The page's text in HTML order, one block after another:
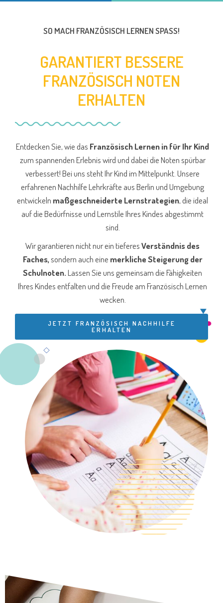
SO MACH FRANZÖSISCH LERNEN SPASS!
GARANTIERT BESSERE
FRANZÖSISCH NOTEN
ERHALTEN
Entdecken Sie, wie das Französisch Lernen in für Ihr Kind
zum spannenden Erlebnis wird und dabei die Noten spürbar
verbessert! Bei uns steht Ihr Kind im Mittelpunkt. Unsere
erfahrenen Nachhilfe Lehrkräfte aus Berlin und Umgebung
entwickeln maßgeschneiderte Lernstrategien, die ideal
auf die Bedürfnisse und Lernstile Ihres Kindes abgestimmt
sind.
Wir garantieren nicht nur ein tieferesVerständnis des
Faches,sondern auch eine merkliche Steigerung der
Schulnoten.Lassen Sie uns gemeinsam die Fähigkeiten
Ihres Kindes entfalten und die Freude am Französisch Lernen
wecken.
JETZT FRANZÖSISCH NACHHILFE
ERHALTEN